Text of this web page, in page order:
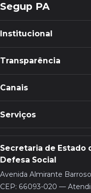
Segup PA
Institucional
Transparência
Canais
Serviços
Secretaria de Estado
Defesa Social
Avenida Almirante
CEP: 66093-020 —